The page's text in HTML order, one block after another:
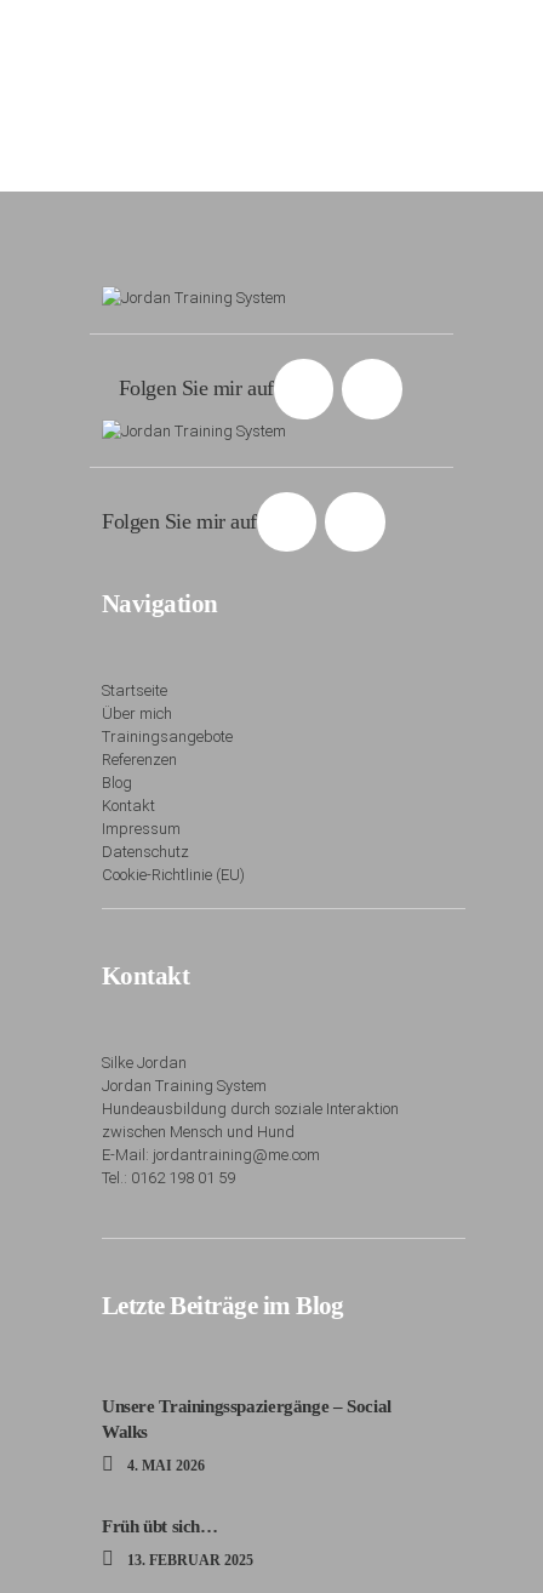
Folgen Sie mir auf
Folgen Sie mir auf
Navigation
Startseite
Über mich
Trainingsangebote
Referenzen
Blog
Kontakt
Impressum
Datenschutz
Cookie-Richtlinie (EU)
Kontakt
Silke Jordan
Jordan Training System
Hundeausbildung durch soziale Interaktion
zwischen Mensch und Hund
E-Mail: jordantraining@me.com
Tel.: 0162 198 01 59
Letzte Beiträge im Blog
Unsere Trainingsspaziergänge – Social
Walks
4. MAI 2026
Früh übt sich…
13. FEBRUAR 2025